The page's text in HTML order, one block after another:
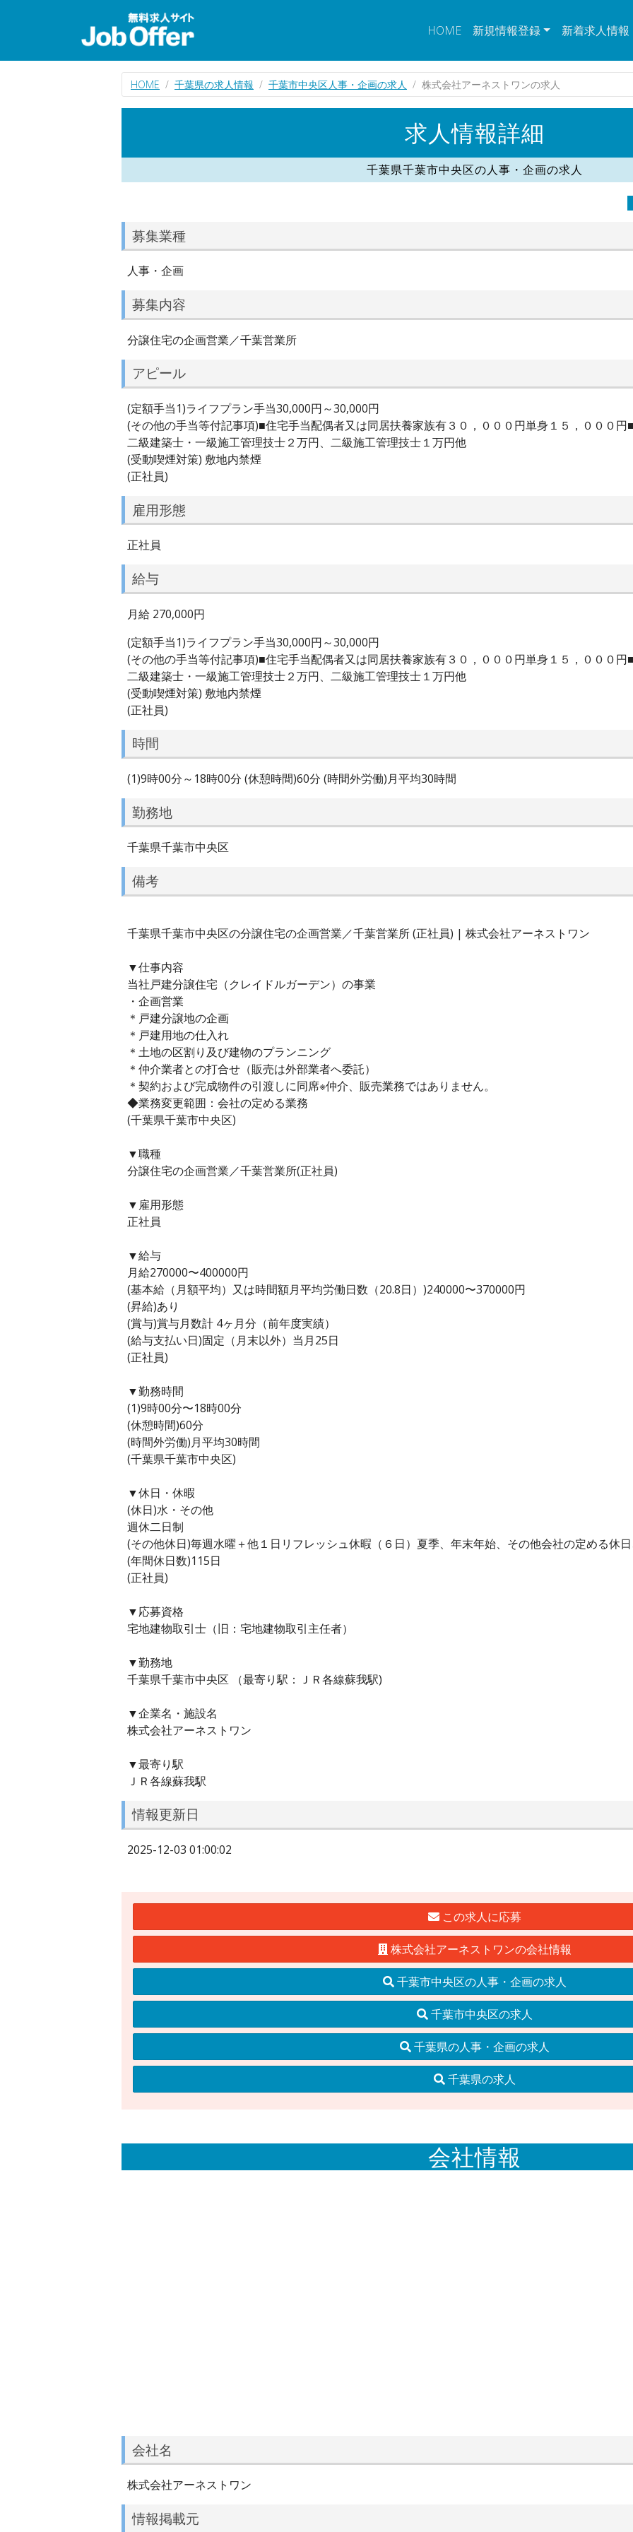
HOME 新規情報登録 新着求人情報
HOME 千葉県の求人情報 千葉市中央区人事・企画の求人 株式会社アーネストワンの求人
求人情報詳細
千葉県千葉市中央区の人事・企画の求人
募集業種
人事・企画
募集内容
分譲住宅の企画営業／千葉営業所
アピール
(定額手当1)ライフプラン手当30,000円～30,000円
(その他の手当等付記事項)■住宅手当配偶者又は同居扶養家族有３０，０００円単身１５，０００円
二級建築士・一級施工管理技士２万円、二級施工管理技士１万円他
(受動喫煙対策) 敷地内禁煙
(正社員)
雇用形態
正社員
給与
月給 270,000円
(定額手当1)ライフプラン手当30,000円～30,000円
(その他の手当等付記事項)■住宅手当配偶者又は同居扶養家族有３０，０００円単身１５，０００円
二級建築士・一級施工管理技士２万円、二級施工管理技士１万円他
(受動喫煙対策) 敷地内禁煙
(正社員)
時間
(1)9時00分～18時00分 (休憩時間)60分 (時間外労働)月平均30時間
勤務地
千葉県千葉市中央区
備考
千葉県千葉市中央区の分譲住宅の企画営業／千葉営業所 (正社員) | 株式会社アーネストワン
▼仕事内容
当社戸建分譲住宅（クレイドルガーデン）の事業
・企画営業
＊戸建分譲地の企画
＊戸建用地の仕入れ
＊土地の区割り及び建物のプランニング
＊仲介業者との打合せ（販売は外部業者へ委託）
＊契約および完成物件の引渡しに同席※仲介、販売業務ではありません。
◆業務変更範囲：会社の定める業務
(千葉県千葉市中央区)
▼職種
分譲住宅の企画営業／千葉営業所(正社員)
▼雇用形態
正社員
▼給与
月給270000〜400000円
(基本給（月額平均）又は時間額月平均労働日数（20.8日）)240000〜370000円
(昇給)あり
(賞与)賞与月数計 4ヶ月分（前年度実績）
(給与支払い日)固定（月末以外）当月25日
(正社員)
▼勤務時間
(1)9時00分〜18時00分
(休憩時間)60分
(時間外労働)月平均30時間
(千葉県千葉市中央区)
▼休日・休暇
(休日)水・その他
週休二日制
(その他休日)毎週水曜＋他１日リフレッシュ休暇（６日）夏季、年末年始、その他会社の定める休
(年間休日数)115日
(正社員)
▼応募資格
宅地建物取引士（旧：宅地建物取引主任者）
▼勤務地
千葉県千葉市中央区 （最寄り駅：ＪＲ各線蘇我駅)
▼企業名・施設名
株式会社アーネストワン
▼最寄り駅
ＪＲ各線蘇我駅
情報更新日
2025-12-03 01:00:02
この求人に応募
株式会社アーネストワンの会社情報
千葉市中央区の人事・企画の求人
千葉市中央区の求人
千葉県の人事・企画の求人
千葉県の求人
会社情報
会社名
株式会社アーネストワン
情報掲載元